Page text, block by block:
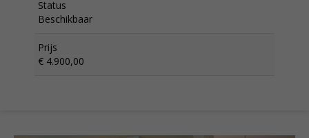
Status
Beschikbaar
Prijs
€ 4.900,00